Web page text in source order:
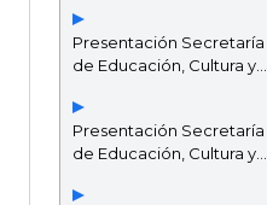
Presentación Secretaría
de Educación, Cultura y
Presentación Secretaría
de Educación, Cultura y